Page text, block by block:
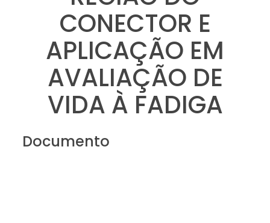
CONECTOR E
APLICAÇÃO EM
AVALIAÇÃO DE
VIDA À FADIGA
Documento